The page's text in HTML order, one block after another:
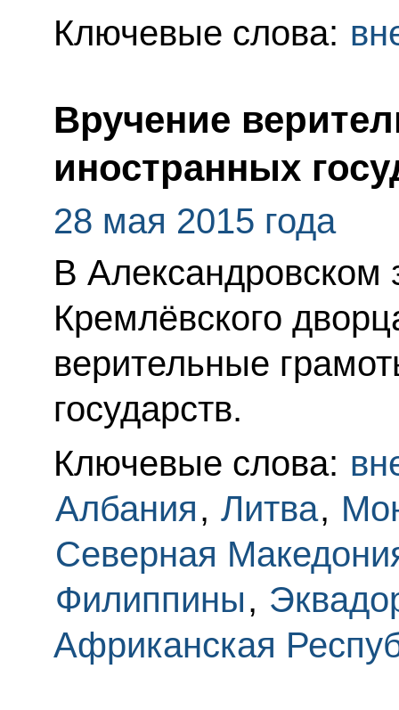
Ключевые слова:
Вручение
иностранных
28 мая 2015 года
В Александровском
Кремлёвского
верительные
государств.
Ключевые слова:
Албания, Литва,
Северная
Филиппины,
Африканская